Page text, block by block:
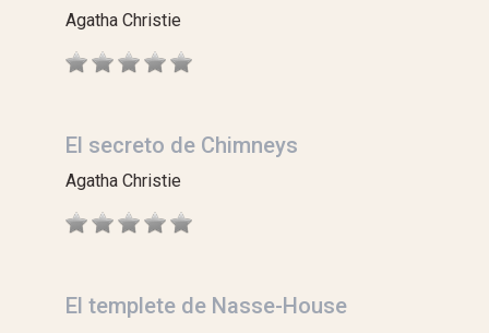
Agatha Christie
El secreto de Chimneys
Agatha Christie
El templete de Nasse-House